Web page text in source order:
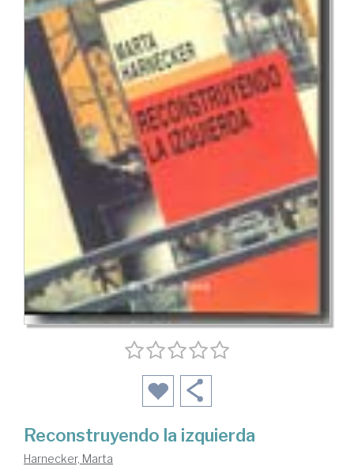
Reconstruyendo la izquierda
Harnecker, Marta